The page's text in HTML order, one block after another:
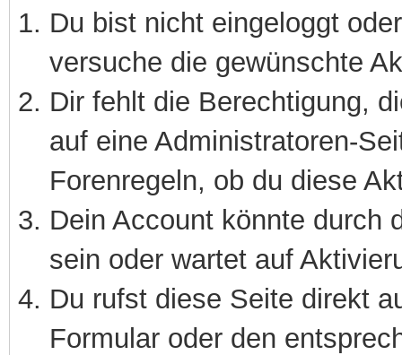
Du bist nicht eingeloggt
versuche die gewünschte
Dir fehlt die Berechtigung,
auf eine Administratoren-
Forenregeln, ob du diese
Dein Account könnte durch
sein oder wartet auf
Du rufst diese Seite direkt
Formular oder den